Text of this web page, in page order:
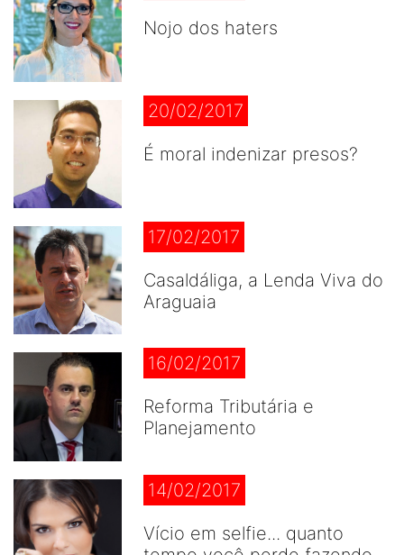
Nojo dos haters
20/02/2017
É moral indenizar presos?
17/02/2017
Casaldáliga, a Lenda Viva do
Araguaia
16/02/2017
Reforma Tributária e
Planejamento
14/02/2017
Vício em selfie... quanto